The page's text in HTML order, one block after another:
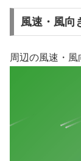
風速・風向
周辺の風速・風